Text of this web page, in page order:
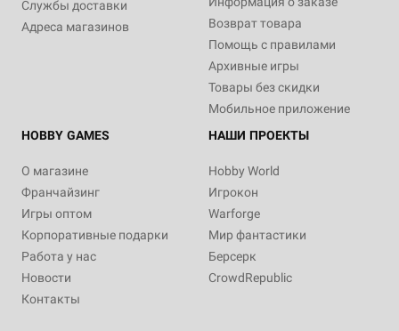
Службы доставки
Адреса магазинов
Возврат товара
Помощь с правилами
Архивные игры
Товары без скидки
Мобильное приложение
HOBBY GAMES
О магазине
Франчайзинг
Игры оптом
Корпоративные подарки
Работа у нас
Новости
Контакты
НАШИ ПРОЕКТЫ
Hobby World
Игрокон
Warforge
Мир фантастики
Берсерк
CrowdRepublic